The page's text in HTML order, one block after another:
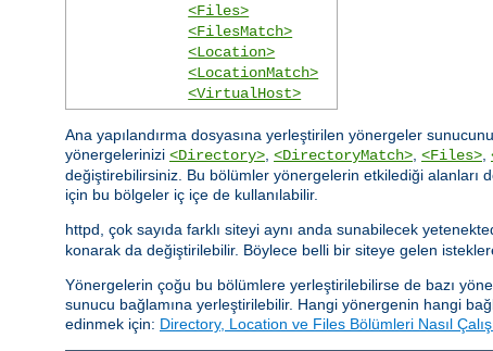
<Files>
<FilesMatch>
<Location>
<LocationMatch>
<VirtualHost>
Ana yapılandırma dosyasına yerleştirilen yönergeler
yönergelerinizi <Directory> <DirectoryMatch> <Files>
değiştirebilirsiniz. Bu bölümler yönergelerin etkilediği alanları
için bu bölgeler iç içe de kullanılabilir.
httpd, çok sayıda farklı siteyi aynı anda sunabilecek
konarak da değiştirilebilir. Böylece belli bir siteye gelen
Yönergelerin çoğu bu bölümlere yerleştirilebilirse de bazı
sunucu bağlamına yerleştirilebilir. Hangi yönergenin hangi
edinmek için: Directory, Location ve Files Bölümleri Nasıl